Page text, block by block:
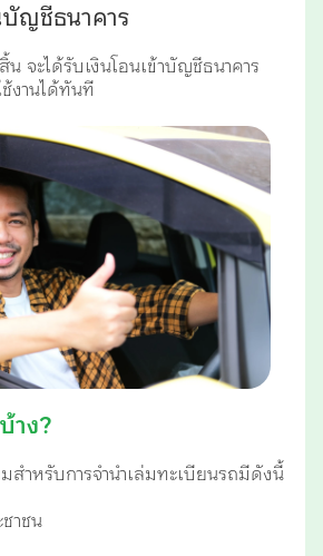
บัญชีธนาคาร
จะได้รับเงินโอนเข้าบัญชีธนาคาร
งานได้ทันที
าง?
สำหรับการจำนำเล่มทะเบียนรถมีดังนี้
าชน